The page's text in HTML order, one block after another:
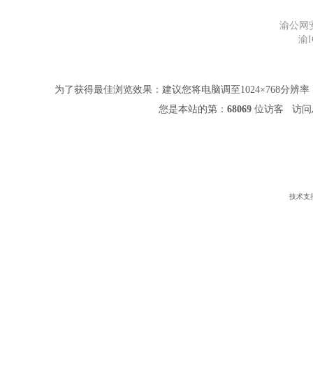
渝公网
渝
为了获得最佳浏览效果：建议您将电脑调至1024×768分辨
您是本站的第： 68069 位访客 访问
技术支